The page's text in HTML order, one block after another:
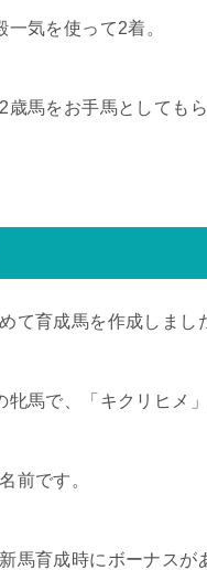
気を使って2着。
馬をお手馬としても
て育成馬を作成しまし
馬で、「キクリヒメ
前です。
育成時にボーナスが